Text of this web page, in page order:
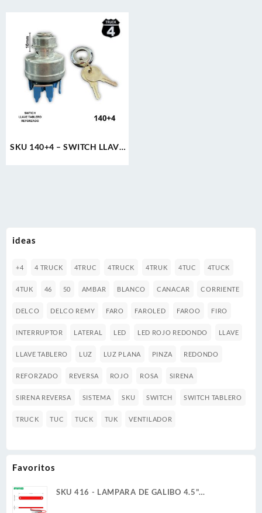
ideas
+4 4 TRUCK 4TRUC 4TRUCK 4TRUK 4TUC 4TUCK
4TUK 46 50 AMBAR BLANCO CANACAR CORRIENTE
DELCO DELCO REMY FARO FAROLED FAROO FIRO
INTERRUPTOR LATERAL LED LED ROJO REDONDO LLAVE
LLAVE TABLERO LUZ LUZ PLANA PINZA REDONDO
REFORZADO REVERSA ROJO ROSA SIRENA
SIRENA REVERSA SISTEMA SKU SWITCH SWITCH TABLERO
TRUCK TUC TUCK TUK VENTILADOR
Favoritos
SKU 416 - LAMPARA DE GALIBO 4.5"
SKU 140+4 – SWITCH LLAVE